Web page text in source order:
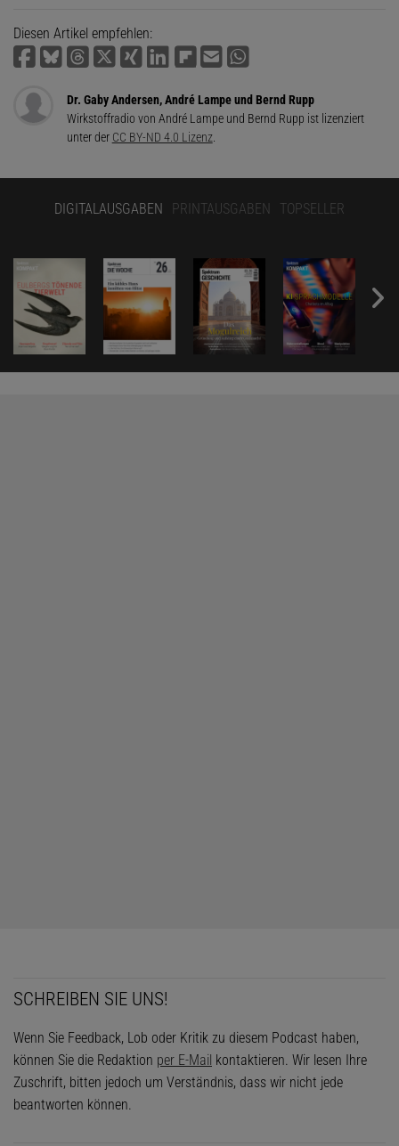
Diesen Artikel empfehlen:
Dr. Gaby Andersen, André Lampe und Bernd Rupp
Wirkstoffradio von André Lampe und Bernd Rupp ist lizenziert
unter der CC BY-ND 4.0 Lizenz.
DIGITALAUSGABEN PRINTAUSGABEN TOPSELLER
SCHREIBEN SIE UNS!
Wenn Sie Feedback, Lob oder Kritik zu diesem Podcast haben,
können Sie die Redaktion per E-Mail kontaktieren. Wir lesen Ihre
Zuschrift, bitten jedoch um Verständnis, dass wir nicht jede
beantworten können.